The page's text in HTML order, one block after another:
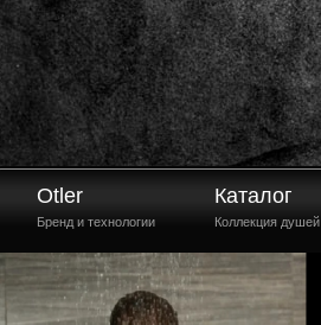
Otler
Бренд и технологии
Каталог
Коллекция душей